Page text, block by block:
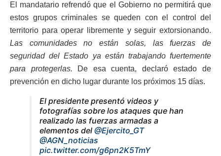
El mandatario refrendó que el Gobierno no permitirá que
estos grupos criminales se queden con el control del
territorio para operar libremente y seguir extorsionando.
Las comunidades no están solas, las fuerzas de
seguridad del Estado ya están trabajando fuertemente
para protegerlas.
De esa cuenta, declaró estado de
prevención en dicho lugar durante los próximos 15 días.
El presidente presentó videos y
fotografías sobre los ataques que han
realizado las fuerzas armadas a
elementos del @Ejercito_GT
@AGN_noticias
pic.twitter.com/g6pn2K5TmY